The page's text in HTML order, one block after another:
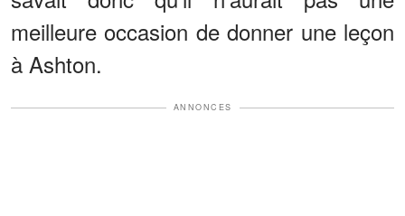
meilleure occasion de donner une leçon
à Ashton.
ANNONCES